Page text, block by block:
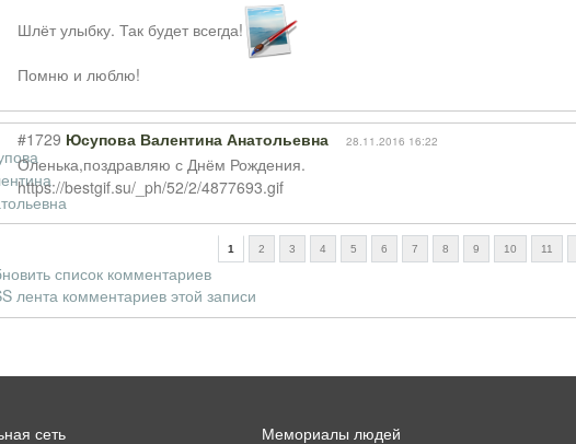
Шлёт улыбку. Так будет всегда!
Помню и люблю!
#1729 Юсупова Валентина Анатольевна 28.11.2016 16:22
Оленька,поздравляю с Днём Рождения.
https://bestgif.su/_ph/52/2/4877693.gif
1 2 3 4 5 6 7 8 9 10 11
список комментариев
лента комментариев этой записи
сеть Мемориалы людей